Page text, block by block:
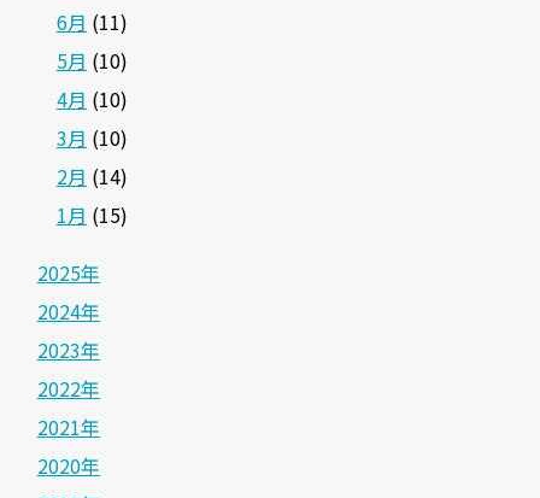
6月 (11)
5月 (10)
4月 (10)
3月 (10)
2月 (14)
1月 (15)
2025年
2024年
2023年
2022年
2021年
2020年